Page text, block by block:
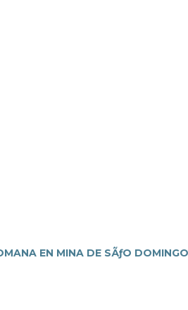
EN MINA DE SÃƒO